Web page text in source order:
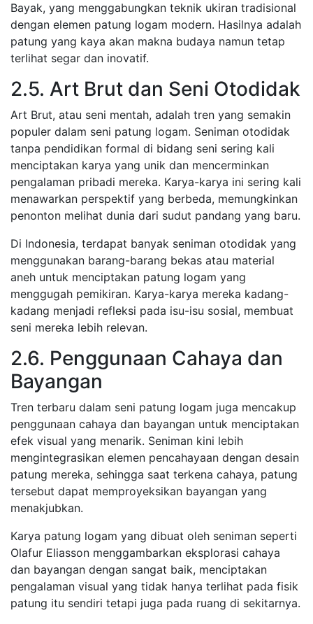
Bayak, yang menggabungkan teknik ukiran tradisional
dengan elemen patung logam modern. Hasilnya adalah
patung yang kaya akan makna budaya namun tetap
terlihat segar dan inovatif.
2.5. Art Brut dan Seni Otodidak
Art Brut, atau seni mentah, adalah tren yang semakin
populer dalam seni patung logam. Seniman otodidak
tanpa pendidikan formal di bidang seni sering kali
menciptakan karya yang unik dan mencerminkan
pengalaman pribadi mereka. Karya-karya ini sering kali
menawarkan perspektif yang berbeda, memungkinkan
penonton melihat dunia dari sudut pandang yang baru.
Di Indonesia, terdapat banyak seniman otodidak yang
menggunakan barang-barang bekas atau material
aneh untuk menciptakan patung logam yang
menggugah pemikiran. Karya-karya mereka kadang-
kadang menjadi refleksi pada isu-isu sosial, membuat
seni mereka lebih relevan.
2.6. Penggunaan Cahaya dan
Bayangan
Tren terbaru dalam seni patung logam juga mencakup
penggunaan cahaya dan bayangan untuk menciptakan
efek visual yang menarik. Seniman kini lebih
mengintegrasikan elemen pencahayaan dengan desain
patung mereka, sehingga saat terkena cahaya, patung
tersebut dapat memproyeksikan bayangan yang
menakjubkan.
Karya patung logam yang dibuat oleh seniman seperti
Olafur Eliasson menggambarkan eksplorasi cahaya
dan bayangan dengan sangat baik, menciptakan
pengalaman visual yang tidak hanya terlihat pada fisik
patung itu sendiri tetapi juga pada ruang di sekitarnya.